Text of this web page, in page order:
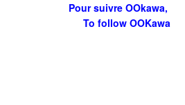
Pour suivre OOkawa,
To follow OOKawa